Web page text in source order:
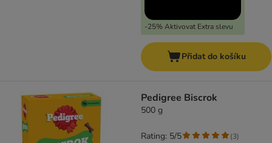
-25% Aktivovat Extra slevu
Přidat do košíku
Pedigree Biscrok
500 g
Rating: 5/5 (3)